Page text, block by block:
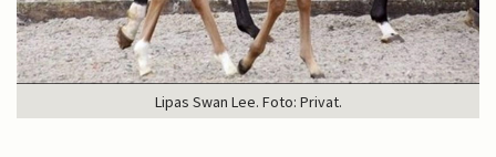
Lipas Swan Lee. Foto: Privat.